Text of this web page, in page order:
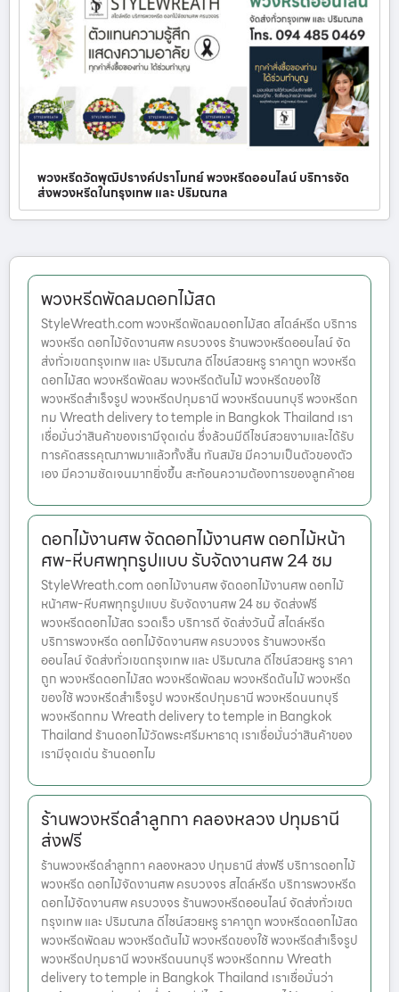
พวงหรีดวัดพุฒิปรางค์ปราโมทย์ พวงหรีดออนไลน์ บริการจัด
ส่งพวงหรีดในกรุงเทพ และ ปริมณฑล
พวงหรีดพัดลมดอกไม้สด
StyleWreath.com พวงหรีดพัดลมดอกไม้สด สไตล์หรีด บริการ
พวงหรีด ดอกไม้จัดงานศพ ครบวงจร ร้านพวงหรีดออนไลน์ จัด
ส่งทั่วเขตกรุงเทพ และ ปริมณฑล ดีไซน์สวยหรู ราคาถูก พวงหรีด
ดอกไม้สด พวงหรีดพัดลม พวงหรีดต้นไม้ พวงหรีดของใช้
พวงหรีดสำเร็จรูป พวงหรีดปทุมธานี พวงหรีดนนทบุรี พวงหรีดก
ทม Wreath delivery to temple in Bangkok Thailand เรา
เชื่อมั่นว่าสินค้าของเรามีจุดเด่น ซึ่งล้วนมีดีไซน์สวยงามและได้รับ
การคัดสรรคุณภาพมาแล้วทั้งสิ้น ทันสมัย มีความเป็นตัวของตัว
เอง มีความชัดเจนมากยิ่งขึ้น สะท้อนความต้องการของลูกค้าอย
ดอกไม้งานศพ จัดดอกไม้งานศพ ดอกไม้หน้า
ศพ-หีบศพทุกรูปแบบ รับจัดงานศพ 24 ชม
StyleWreath.com ดอกไม้งานศพ จัดดอกไม้งานศพ ดอกไม้
หน้าศพ-หีบศพทุกรูปแบบ รับจัดงานศพ 24 ชม จัดส่งฟรี
พวงหรีดดอกไม้สด รวดเร็ว บริการดี จัดส่งวันนี้ สไตล์หรีด
บริการพวงหรีด ดอกไม้จัดงานศพ ครบวงจร ร้านพวงหรีด
ออนไลน์ จัดส่งทั่วเขตกรุงเทพ และ ปริมณฑล ดีไซน์สวยหรู ราคา
ถูก พวงหรีดดอกไม้สด พวงหรีดพัดลม พวงหรีดต้นไม้ พวงหรีด
ของใช้ พวงหรีดสำเร็จรูป พวงหรีดปทุมธานี พวงหรีดนนทบุรี
พวงหรีดกทม Wreath delivery to temple in Bangkok
Thailand ร้านดอกไม้วัดพระศรีมหาธาตุ เราเชื่อมั่นว่าสินค้าของ
เรามีจุดเด่น ร้านดอกไม
ร้านพวงหรีดลำลูกกา คลองหลวง ปทุมธานี
ส่งฟรี
ร้านพวงหรีดลำลูกกา คลองหลวง ปทุมธานี ส่งฟรี บริการดอกไม้
พวงหรีด ดอกไม้จัดงานศพ ครบวงจร สไตล์หรีด บริการพวงหรีด
ดอกไม้จัดงานศพ ครบวงจร ร้านพวงหรีดออนไลน์ จัดส่งทั่วเขต
กรุงเทพ และ ปริมณฑล ดีไซน์สวยหรู ราคาถูก พวงหรีดดอกไม้สด
พวงหรีดพัดลม พวงหรีดต้นไม้ พวงหรีดของใช้ พวงหรีดสำเร็จรูป
พวงหรีดปทุมธานี พวงหรีดนนทบุรี พวงหรีดกทม Wreath
delivery to temple in Bangkok Thailand เราเชื่อมั่นว่า